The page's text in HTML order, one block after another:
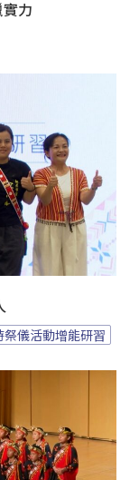
力
儀活動增能研習